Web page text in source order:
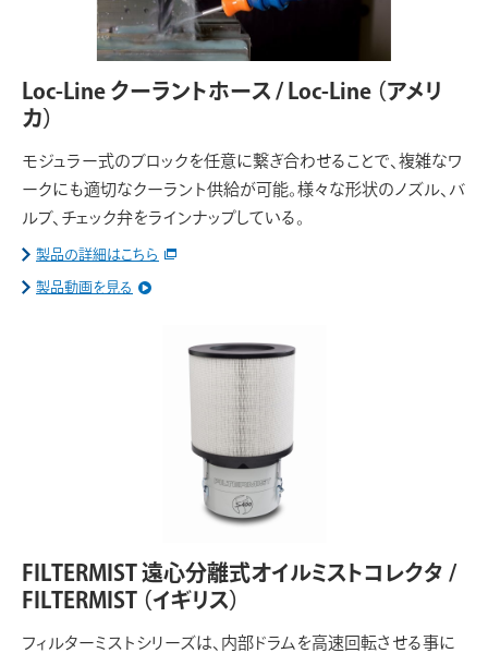
Loc-Line クーラントホース / Loc-Line （アメリ
カ）
モジュラー式のブロックを任意に繋ぎ合わせることで、複雑なワ
ークにも適切なクーラント供給が可能。様々な形状のノズル、バ
ルブ、チェック弁をラインナップしている。
製品の詳細はこちら
製品動画を見る
FILTERMIST 遠心分離式オイルミストコレクタ /
FILTERMIST （イギリス）
フィルターミストシリーズは、内部ドラムを高速回転させる事に